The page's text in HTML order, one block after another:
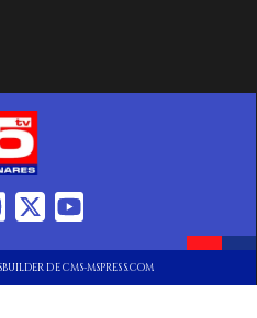
DE CMS-MSPRESS.COM